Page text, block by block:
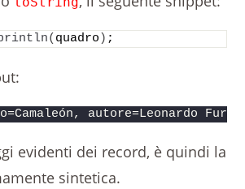
( quadro ) ;
autore=Leonardo
evidenti dei record, è quindi la
sintetica.